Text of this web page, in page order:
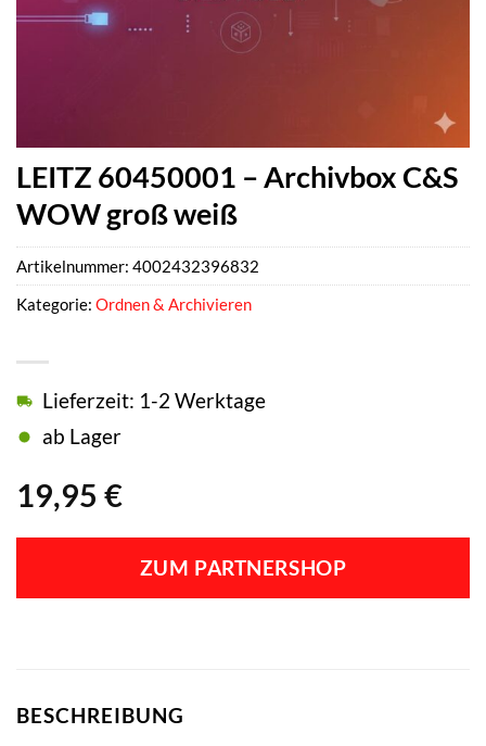
LEITZ 60450001 – Archivbox C&S
WOW groß weiß
19,95 €
Lieferzeit: 1-2 Werktage
ab Lager
ZUM PARTNERSHOP
Artikelnummer: 4002432396832
Kategorie: Ordnen & Archivieren
BESCHREIBUNG